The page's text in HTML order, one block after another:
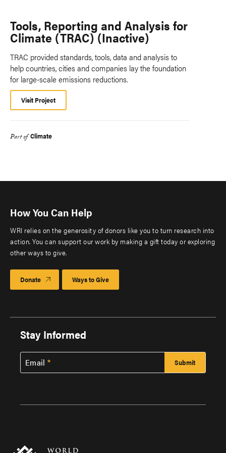
Tools, Reporting and Analysis for
Climate (TRAC) (Inactive)
TRAC provided standards, tools, data and analysis to
help countries, cities and companies lay the foundation
for large-scale emissions reductions.
Visit Project
Part of Climate
How You Can Help
WRI relies on the generosity of donors like you to turn research into
action. You can support our work by making a gift today or exploring
other ways to give.
Donate Ways to Give
Stay Informed
Email